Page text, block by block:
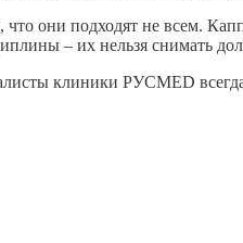
они подходят не всем.
– их нельзя снимать
клиники РУСMED